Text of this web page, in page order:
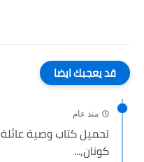
قد يعجبك ايضا
منذ عام
تحميل كتاب وصية
كونان,...